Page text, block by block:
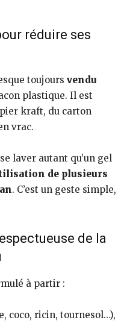
réduire ses
toujours vendu
plastique. Il est
kraft, du carton
vrac.
laver autant qu’un gel
de plusieurs
. C’est un geste simple,
de la
à partir :
coco, ricin, tournesol…),